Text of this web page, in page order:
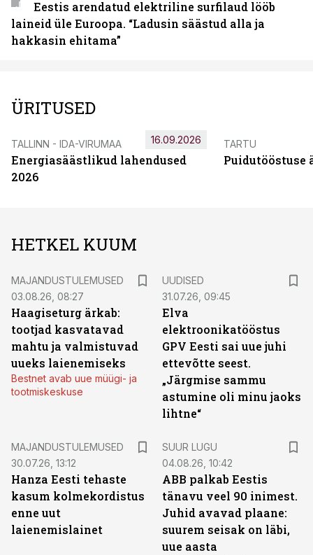
Eestis arendatud elektriline surfilaud lööb
laineid üle Euroopa. “Ladusin säästud alla ja
hakkasin ehitama”
ÜRITUSED
TALLINN - IDA-VIRUMAA
Energiasäästlikud lahendused
2026
16.09.2026 TARTU
Puidutööstuse
HETKEL KUUM
MAJANDUSTULEMUSED
03.08.26, 08:27
Haagiseturg ärkab:
tootjad kasvatavad
mahtu ja valmistuvad
uueks laienemiseks
Bestnet avab uue müügi- ja
tootmiskeskuse
UUDISED
31.07.26, 09:45
Elva
elektroonikatööstus
GPV Eesti sai uue juhi
ettevõtte seest.
„Järgmise sammu
astumine oli minu jaoks
lihtne“
MAJANDUSTULEMUSED
30.07.26, 13:12
Hanza Eesti tehaste
kasum kolmekordistus
enne uut
laienemislainet
SUUR LUGU
04.08.26, 10:42
ABB palkab Eestis
tänavu veel 90 inimest.
Juhid avavad plaane:
suurem seisak on läbi,
uue aasta